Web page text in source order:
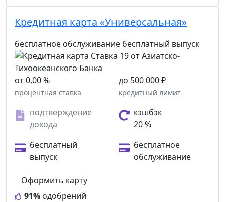
Кредитная карта «Универсальная»
бесплатное обслуживание бесплатный выпуск
от 0,00 %
процентная ставка
до 500 000 ₽
кредитный лимит
подтверждение
дохода
кэшбэк
20 %
бесплатный
выпуск
бесплатное
обслуживание
91% одобрений
Оформить карту